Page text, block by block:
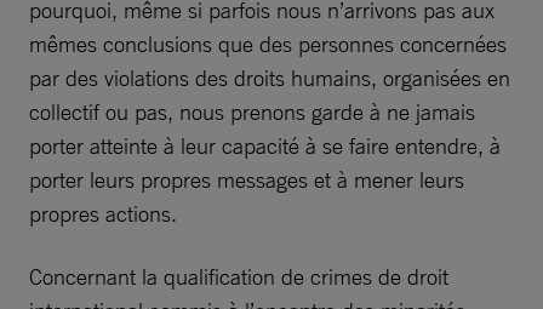
pourquoi, même si parfois nous n’arrivons pas aux
mêmes conclusions que des personnes concernées
par des violations des droits humains, organisées en
collectif ou pas, nous prenons garde à ne jamais
porter atteinte à leur capacité à se faire entendre, à
porter leurs propres messages et à mener leurs
propres actions.
Concernant la qualification de crimes de droit